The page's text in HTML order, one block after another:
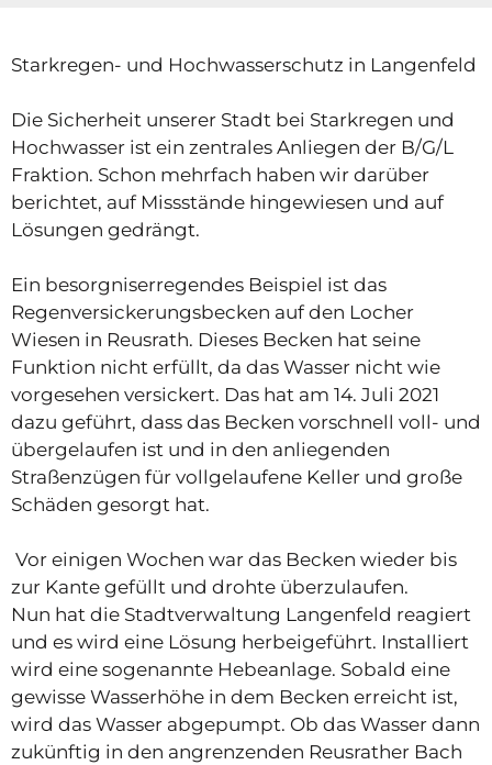
Starkregen- und Hochwasserschutz in Langenfeld
Die Sicherheit unserer Stadt bei Starkregen und
Hochwasser ist ein zentrales Anliegen der B/G/L
Fraktion. Schon mehrfach haben wir darüber
berichtet, auf Missstände hingewiesen und auf
Lösungen gedrängt.
Ein besorgniserregendes Beispiel ist das
Regenversickerungsbecken auf den Locher
Wiesen in Reusrath. Dieses Becken hat seine
Funktion nicht erfüllt, da das Wasser nicht wie
vorgesehen versickert. Das hat am 14. Juli 2021
dazu geführt, dass das Becken vorschnell voll- und
übergelaufen ist und in den anliegenden
Straßenzügen für vollgelaufene Keller und große
Schäden gesorgt hat.
Vor einigen Wochen war das Becken wieder bis
zur Kante gefüllt und drohte überzulaufen.
Nun hat die Stadtverwaltung Langenfeld reagiert
und es wird eine Lösung herbeigeführt. Installiert
wird eine sogenannte Hebeanlage. Sobald eine
gewisse Wasserhöhe in dem Becken erreicht ist,
wird das Wasser abgepumpt. Ob das Wasser dann
zukünftig in den angrenzenden Reusrather Bach